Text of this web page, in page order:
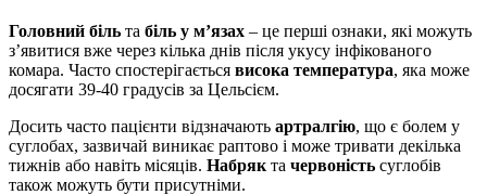
Головний біль та біль у м’язах – це перші ознаки, які можуть
з’явитися вже через кілька днів після укусу інфікованого
комара. Часто спостерігається висока температура, яка може
досягати 39-40 градусів за Цельсієм.
Досить часто пацієнти відзначають артралгію, що є болем у
суглобах, зазвичай виникає раптово і може тривати декілька
тижнів або навіть місяців. Набряк та червоність суглобів
також можуть бути присутніми.